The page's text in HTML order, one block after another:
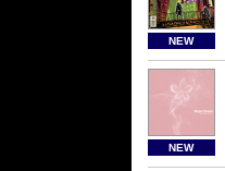
NEW
NEW